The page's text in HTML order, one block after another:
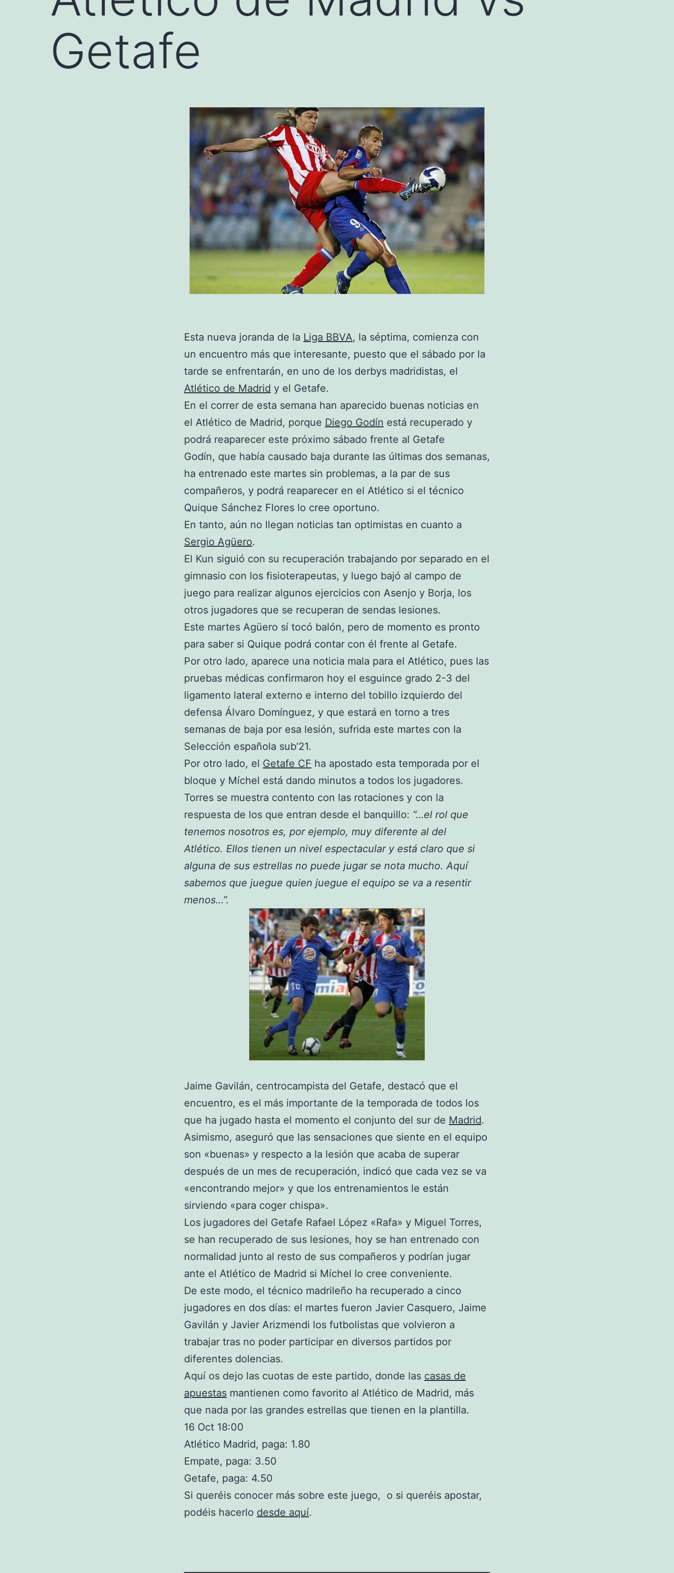
Getafe
Esta nueva joranda de la Liga BBVA, la séptima, comienza con
un encuentro más que interesante, puesto que el sábado por la
tarde se enfrentarán, en uno de los derbys madridistas, el
Atlético de Madrid y el Getafe.
En el correr de esta semana han aparecido buenas noticias en
el Atlético de Madrid, porque Diego Godín está recuperado y
podrá reaparecer este próximo sábado frente al Getafe
Godín, que había causado baja durante las últimas dos semanas,
ha entrenado este martes sin problemas, a la par de sus
compañeros, y podrá reaparecer en el Atlético si el técnico
Quique Sánchez Flores lo cree oportuno.
En tanto, aún no llegan noticias tan optimistas en cuanto a
Sergio Agüero.
El Kun siguió con su recuperación trabajando por separado en el
gimnasio con los fisioterapeutas, y luego bajó al campo de
juego para realizar algunos ejercicios con Asenjo y Borja, los
otros jugadores que se recuperan de sendas lesiones.
Este martes Agüero sí tocó balón, pero de momento es pronto
para saber si Quique podrá contar con él frente al Getafe.
Por otro lado, aparece una noticia mala para el Atlético, pues las
pruebas médicas confirmaron hoy el esguince grado 2-3 del
ligamento lateral externo e interno del tobillo izquierdo del
defensa Álvaro Domínguez, y que estará en torno a tres
semanas de baja por esa lesión, sufrida este martes con la
Selección española sub’21.
Por otro lado, el Getafe CF ha apostado esta temporada por el
bloque y Míchel está dando minutos a todos los jugadores.
Torres se muestra contento con las rotaciones y con la
respuesta de los que entran desde el banquillo: “…el rol que
tenemos nosotros es, por ejemplo, muy diferente al del
Atlético. Ellos tienen un nivel espectacular y está claro que si
alguna de sus estrellas no puede jugar se nota mucho. Aquí
sabemos que juegue quien juegue el equipo se va a resentir
menos…”.
Jaime Gavilán, centrocampista del Getafe, destacó que el
encuentro, es el más importante de la temporada de todos los
que ha jugado hasta el momento el conjunto del sur de Madrid.
Asimismo, aseguró que las sensaciones que siente en el equipo
son «buenas» y respecto a la lesión que acaba de superar
después de un mes de recuperación, indicó que cada vez se va
«encontrando mejor» y que los entrenamientos le están
sirviendo «para coger chispa».
Los jugadores del Getafe Rafael López «Rafa» y Miguel Torres,
se han recuperado de sus lesiones, hoy se han entrenado con
normalidad junto al resto de sus compañeros y podrían jugar
ante el Atlético de Madrid si Míchel lo cree conveniente.
De este modo, el técnico madrileño ha recuperado a cinco
jugadores en dos días: el martes fueron Javier Casquero, Jaime
Gavilán y Javier Arizmendi los futbolistas que volvieron a
trabajar tras no poder participar en diversos partidos por
diferentes dolencias.
Aquí os dejo las cuotas de este partido, donde las casas de
apuestas mantienen como favorito al Atlético de Madrid, más
que nada por las grandes estrellas que tienen en la plantilla.
16 Oct 18:00
Atlético Madrid, paga: 1.80
Empate, paga: 3.50
Getafe, paga: 4.50
Si queréis conocer más sobre este juego, o si queréis apostar,
podéis hacerlo desde aquí.